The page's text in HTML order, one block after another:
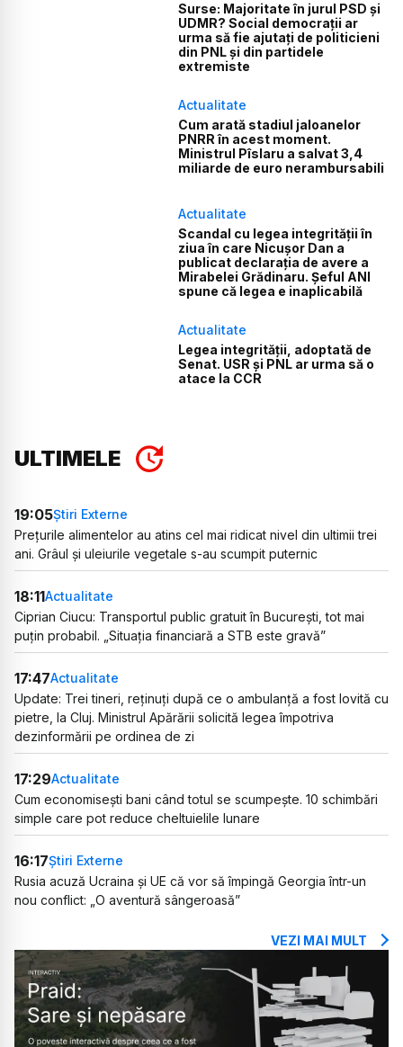
Surse: Majoritate în jurul PSD și
UDMR? Social democrații ar
urma să fie ajutați de politicieni
din PNL și din partidele
extremiste
Actualitate
Cum arată stadiul jaloanelor
PNRR în acest moment.
Ministrul Pîslaru a salvat 3,4
miliarde de euro nerambursabili
Actualitate
Scandal cu legea integrității în
ziua în care Nicușor Dan a
publicat declarația de avere a
Mirabelei Grădinaru. Șeful ANI
spune că legea e inaplicabilă
Actualitate
Legea integrității, adoptată de
Senat. USR și PNL ar urma să o
atace la CCR
ULTIMELE
19:05Știri Externe
Prețurile alimentelor au atins cel mai ridicat nivel din ultimii trei
ani. Grâul și uleiurile vegetale s-au scumpit puternic
18:11Actualitate
Ciprian Ciucu: Transportul public gratuit în București, tot mai
puțin probabil. „Situația financiară a STB este gravă”
17:47Actualitate
Update: Trei tineri, reținuți după ce o ambulanță a fost lovită cu
pietre, la Cluj. Ministrul Apărării solicită legea împotriva
dezinformării pe ordinea de zi
17:29Actualitate
Cum economisești bani când totul se scumpește. 10 schimbări
simple care pot reduce cheltuielile lunare
16:17Știri Externe
Rusia acuză Ucraina și UE că vor să împingă Georgia într-un
nou conflict: „O aventură sângeroasă”
VEZI MAI MULT